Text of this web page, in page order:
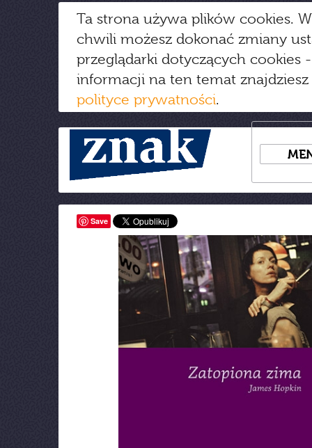
Ta strona używa plików cookies.
chwili możesz dokonać zmiany
przeglądarki dotyczących cookies
informacji na ten temat
polityce prywatności.
Save